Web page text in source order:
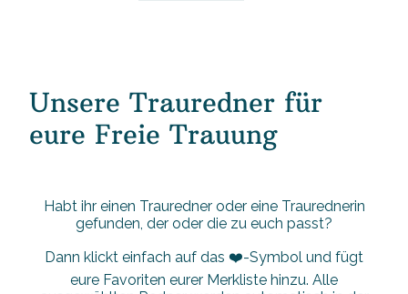
Unsere Trauredner für
eure Freie Trauung
Habt ihr einen Trauredner oder eine Traurednerin
gefunden, der oder die zu euch passt?
Dann klickt einfach auf das ❤️-Symbol und fügt
eure Favoriten eurer Merkliste hinzu. Alle